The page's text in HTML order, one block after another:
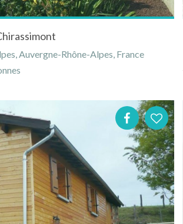
Auvergne-Rhône-Alpes, France